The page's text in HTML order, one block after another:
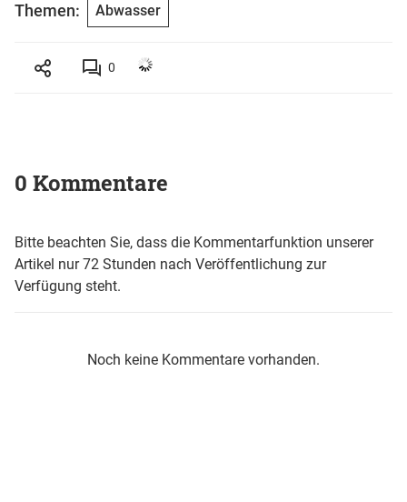
Themen: Abwasser
0
0 Kommentare
Bitte beachten Sie, dass die Kommentarfunktion unserer
Artikel nur 72 Stunden nach Veröffentlichung zur
Verfügung steht.
Noch keine Kommentare vorhanden.